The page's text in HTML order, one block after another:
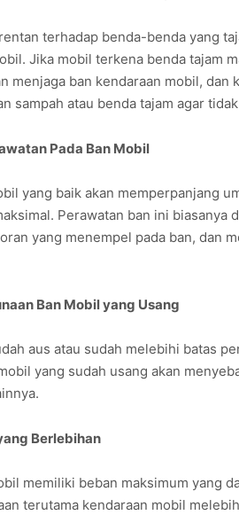
terhadap benda-benda yang
Jika mobil terkena benda tajam
menjaga ban kendaraan mobil,
sampah atau benda tajam agar
Pada Ban Mobil
yang baik akan memperpanjang
Perawatan ban ini
yang menempel pada ban, dan
Ban Mobil yang Usang
aus atau sudah melebihi batas
yang sudah usang akan
Berlebihan
memiliki beban maksimum yang
terutama kendaraan mobil